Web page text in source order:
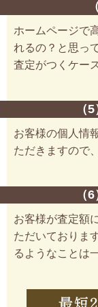
ホームページで
れるの？と思っ
査定がつくケー
（
お客様の個人情
ただきますので
（
お客様が査定額
ただいておりま
るようなことは